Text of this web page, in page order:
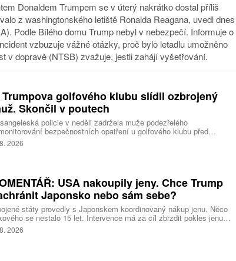
Donaldem Trumpem se v úterý nakrátko dostal příliš
z washingtonského letiště Ronalda Reagana, uvedl dnes
Podle Bílého domu Trump nebyl v nebezpečí. Informuje o
vzbuzuje vážné otázky, proč bylo letadlu umožněno
v dopravě (NTSB) zvažuje, jestli zahájí vyšetřování.
Trumpova golfového klubu slídil ozbrojený
Skončil v poutech
policie v neděli zadržela muže podezřelého
bezpečnostních opatření u golfového klubu před
amerického prezidenta Donalda Trumpa. Muž u sebe měl
s municí a v jeho autě byla objevena pistole.
2026
USA nakoupily jeny. Chce Trump
Japonsko nebo sám sebe?
státy provedly s Japonskem koordinovaný nákup jenu. Něco
se nestalo 15 let. Intervence má za cíl zbrzdit pokles jenu
americkému dolar. Proč se USA do akce připojily?
2026